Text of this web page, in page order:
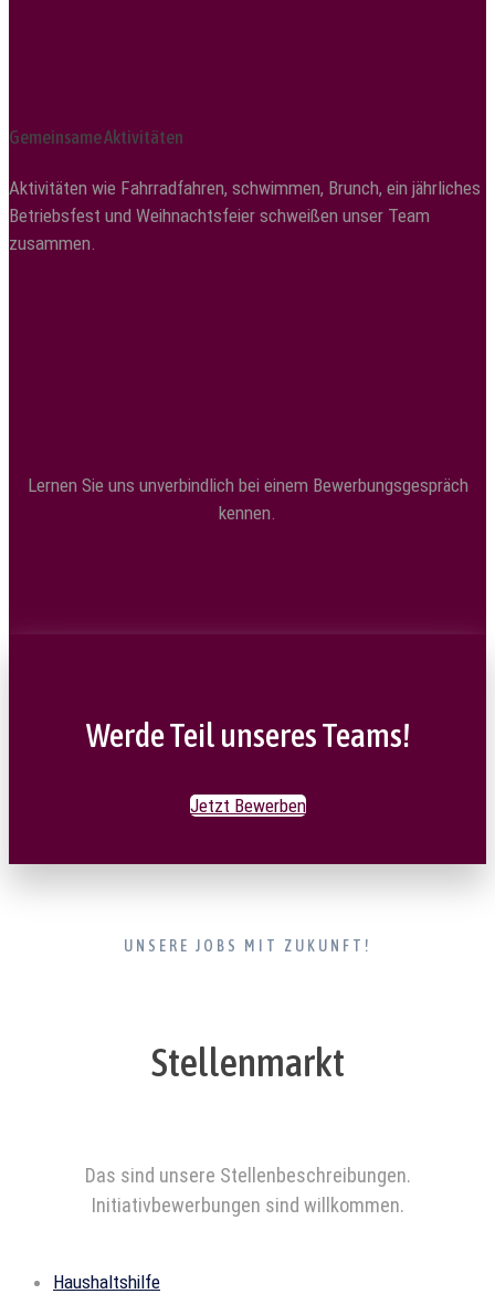
Gemeinsame Aktivitäten
Aktivitäten wie Fahrradfahren, schwimmen, Brunch, ein jährliches
Betriebsfest und Weihnachtsfeier schweißen unser Team
zusammen.
Lernen Sie uns unverbindlich bei einem Bewerbungsgespräch
kennen.
Werde Teil unseres Teams!
Jetzt Bewerben
UNSERE JOBS MIT ZUKUNFT!
Stellenmarkt
Das sind unsere Stellenbeschreibungen.
Initiativbewerbungen sind willkommen.
Haushaltshilfe